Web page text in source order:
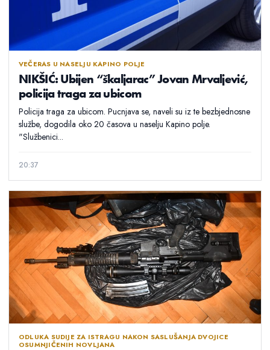
VEČERAS U NASELJU KAPINO POLJE
NIKŠIĆ: Ubijen “škaljarac” Jovan Mrvaljević,
policija traga za ubicom
Policija traga za ubicom. Pucnjava se, naveli su iz te bezbjednosne
službe, dogodila oko 20 časova u naselju Kapino polje.
"Službenici...
20:37
ODLUKA SUDIJE ZA ISTRAGU NAKON SASLUŠANJA DVOJICE
OSUMNJIČENIH NOVLJANA